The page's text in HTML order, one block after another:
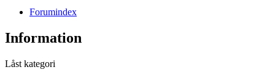
Forumindex
Information
Låst kategori